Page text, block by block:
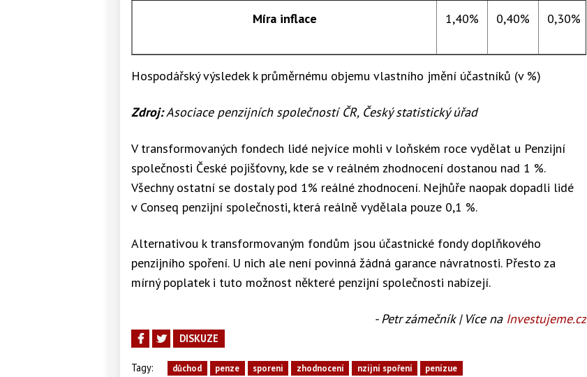
Míra inflace 1,40% 0,40% 0,30%
Hospodářský výsledek k průměrnému objemu vlastního jmění účastníků (v %)
Zdroj:Asociace penzijních společností ČR, Český statistický úřad
V transformovaných fondech lidé nejvíce mohli v loňském roce vydělat u Penzijní
společnosti České pojišťovny, kde se v reálném zhodnocení dostanou nad 1 %.
Všechny ostatní se dostaly pod 1% reálné zhodnocení. Nejhůře naopak dopadli lidé
v Conseq penzijní společnosti, která reálně vydělala pouze 0,1 %.
Alternativou k transformovaným fondům jsou účastnické fondy doplňkového
penzijního spoření. U nich ale není povinná žádná garance návratnosti. Přesto za
mírný poplatek i tuto možnost některé penzijní společnosti nabízejí.
- Petr zámečník | Více na Investujeme.cz
DISKUZE
Tagy: důchod penze sporeni zhodnocení nzijní spoření penízue